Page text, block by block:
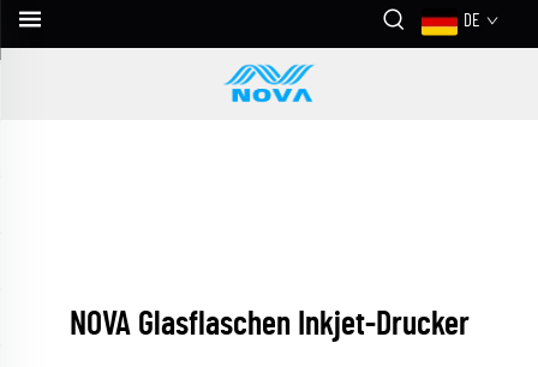
DE
NOVA Glasflaschen Inkjet-Drucker